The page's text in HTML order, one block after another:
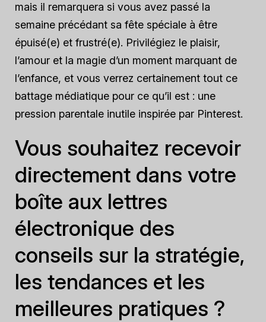
mais il remarquera si vous avez passé la
semaine précédant sa fête spéciale à être
épuisé(e) et frustré(e). Privilégiez le plaisir,
l’amour et la magie d’un moment marquant de
l’enfance, et vous verrez certainement tout ce
battage médiatique pour ce qu’il est : une
pression parentale inutile inspirée par Pinterest.
Vous souhaitez recevoir
directement dans votre
boîte aux lettres
électronique des
conseils sur la stratégie,
les tendances et les
meilleures pratiques ?